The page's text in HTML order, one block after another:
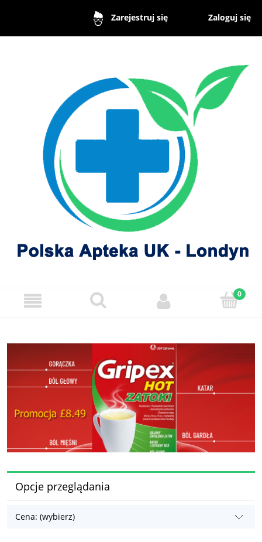
Zarejestruj się Zaloguj się
Opcje przeglądania
Cena: (wybierz)